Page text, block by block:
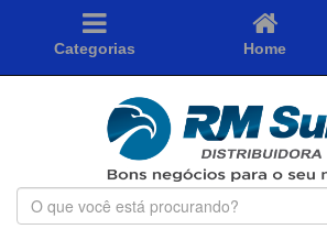
Categorias Home
O
que